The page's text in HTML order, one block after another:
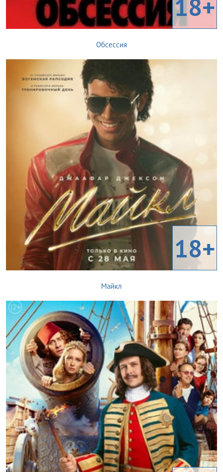
18+
Обсессия
18+
Майкл